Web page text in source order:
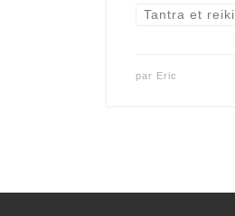
Tantra et reiki
par Eric